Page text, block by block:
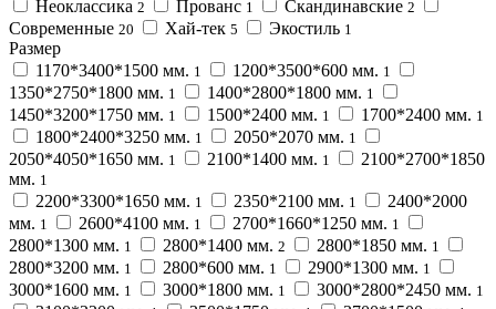
Неоклассика 2 Прованс 1 Скандинавские 2
Современные 20 Хай-тек 5 Экостиль 1
Размер
1170*3400*1500 мм. 1 1200*3500*600 мм. 1
1350*2750*1800 мм. 1 1400*2800*1800 мм. 1
1450*3200*1750 мм. 1 1500*2400 мм. 1 1700*2400 мм. 1
1800*2400*3250 мм. 1 2050*2070 мм. 1
2050*4050*1650 мм. 1 2100*1400 мм. 1
2100*2700*1850
мм. 1
2200*3300*1650 мм. 1 2350*2100 мм. 1
2400*2000
мм. 1 2600*4100 мм. 1 2700*1660*1250 мм. 1
2800*1300 мм. 1 2800*1400 мм. 2 2800*1850 мм. 1
2800*3200 мм. 1 2800*600 мм. 1 2900*1300 мм. 1
3000*1600 мм. 1 3000*1800 мм. 1 3000*2800*2450 мм. 1